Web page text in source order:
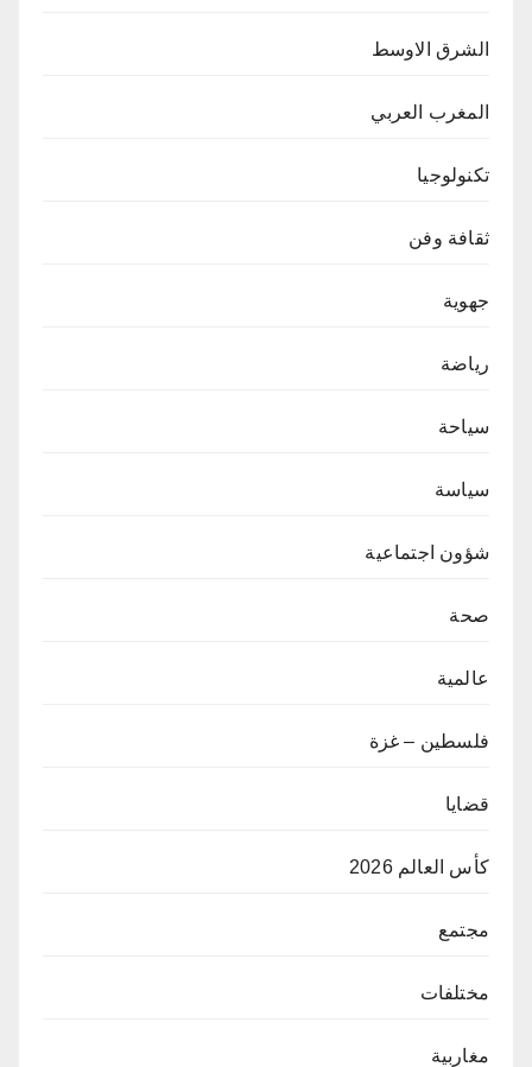
الشرق الاوسط
المغرب العربي
تكنولوجيا
ثقافة وفن
جهوية
رياضة
سياحة
سياسة
شؤون اجتماعية
صحة
عالمية
فلسطين – غزة
قضايا
كأس العالم 2026
مجتمع
مختلفات
مغاربية